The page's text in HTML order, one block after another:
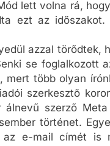
lett volna rá,
ezt az
azzal törődtek,
se foglalkozott
több olyan
szerkesztő
álnevű szerző
történet.
e-mail címét is